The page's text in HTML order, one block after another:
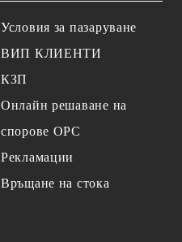
Условия за пазаруване
ВИП КЛИЕНТИ
КЗП
Онлайн решаване на
спорове OPC
Рекламации
Връщане на стока